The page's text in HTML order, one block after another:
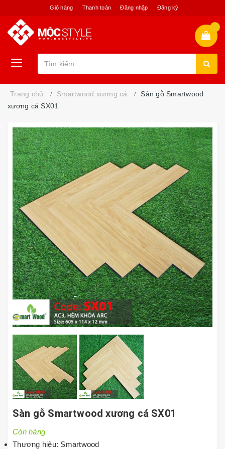
Giỏ hàng Thanh toán Đăng nhập Đăng ký
Trang chủ Smartwood xương cá
Sàn gỗ Smartwood
xương cá SX01
Sàn gỗ Smartwood xương cá SX01
Còn hàng
Thương hiệu: Smartwood